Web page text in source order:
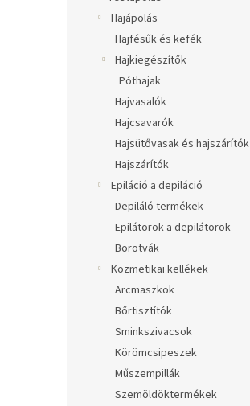
Hajápolás
Hajfésűk és kefék
Hajkiegészítők
Póthajak
Hajvasalók
Hajcsavarók
Hajsütővasak és hajszárítók
Hajszárítók
Epiláció a depiláció
Depiláló termékek
Epilátorok a depilátorok
Borotvák
Kozmetikai kellékek
Arcmaszkok
Bőrtisztítók
Sminkszivacsok
Körömcsipeszek
Műszempillák
Szemöldöktermékek